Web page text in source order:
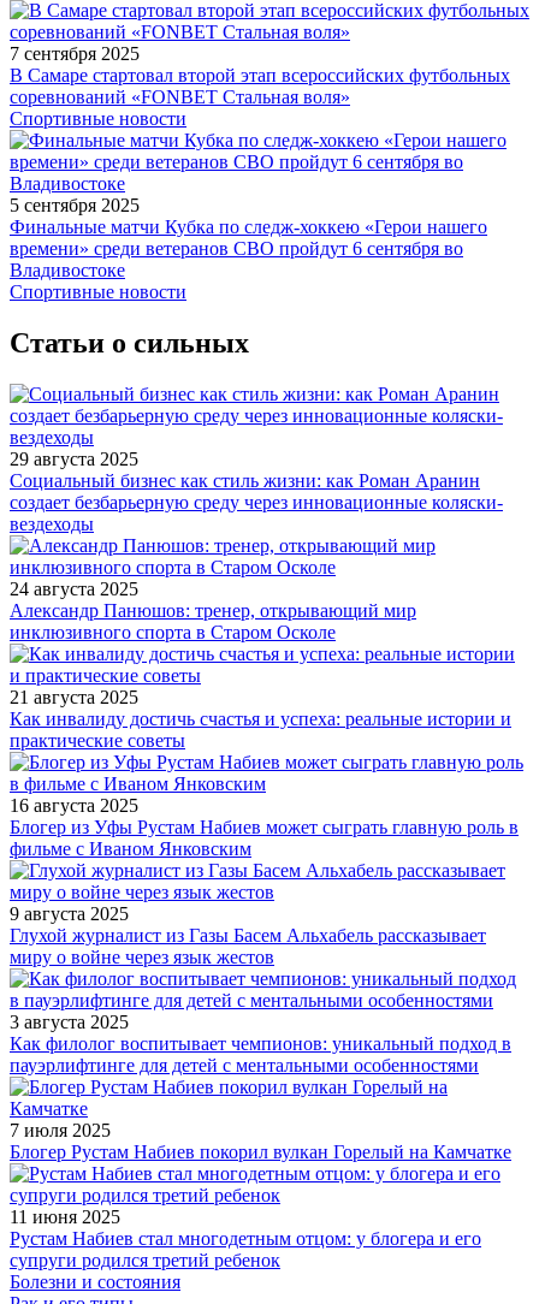
7 сентября 2025
В Самаре стартовал второй этап всероссийских футбольных
соревнований «FONBET Стальная воля»
Спортивные новости
5 сентября 2025
Финальные матчи Кубка по следж-хоккею «Герои нашего
времени» среди ветеранов СВО пройдут 6 сентября во
Владивостоке
Спортивные новости
Статьи о сильных
29 августа 2025
Социальный бизнес как стиль жизни: как Роман Аранин
создает безбарьерную среду через инновационные коляски-
вездеходы
24 августа 2025
Александр Панюшов: тренер, открывающий мир
инклюзивного спорта в Старом Осколе
21 августа 2025
Как инвалиду достичь счастья и успеха: реальные истории и
практические советы
16 августа 2025
Блогер из Уфы Рустам Набиев может сыграть главную роль в
фильме с Иваном Янковским
9 августа 2025
Глухой журналист из Газы Басем Альхабель рассказывает
миру о войне через язык жестов
3 августа 2025
Как филолог воспитывает чемпионов: уникальный подход в
пауэрлифтинге для детей с ментальными особенностями
7 июля 2025
Блогер Рустам Набиев покорил вулкан Горелый на Камчатке
11 июня 2025
Рустам Набиев стал многодетным отцом: у блогера и его
супруги родился третий ребенок
Болезни и состояния